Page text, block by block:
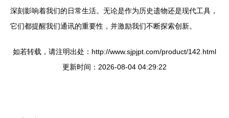
深刻影响着我们的日常生活。无论是作为历史遗物还是现代工具，
它们都提醒我们通讯的重要性，并激励我们不断探索创新。
如若转载，请注明出处：http://www.sjpjpt.com/product/142.html
更新时间：2026-08-04 04:29:22